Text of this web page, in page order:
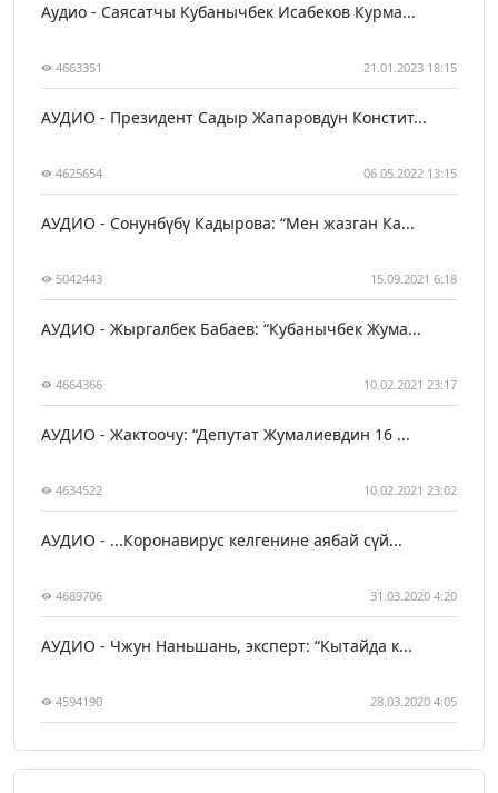
Аудио - Саясатчы Кубанычбек Исабеков Курма...
4663351 21.01.2023 18:15
АУДИО - Президент Садыр Жапаровдун Констит...
4625654 06.05.2022 13:15
АУДИО - Сонунбүбү Кадырова: “Мен жазган Ка...
5042443 15.09.2021 6:18
АУДИО - Жыргалбек Бабаев: “Кубанычбек Жума...
4664366 10.02.2021 23:17
АУДИО - Жактоочу: “Депутат Жумалиевдин 16 ...
4634522 10.02.2021 23:02
АУДИО - ...Коронавирус келгенине аябай сүй...
4689706 31.03.2020 4:20
АУДИО - Чжун Наньшань, эксперт: “Кытайда к...
4594190 28.03.2020 4:05